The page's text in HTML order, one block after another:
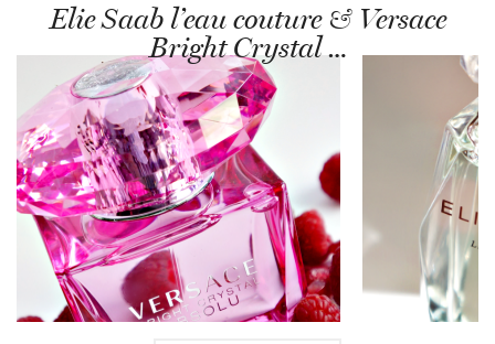
Elie Saab l’eau couture & Versace
Bright Crystal …